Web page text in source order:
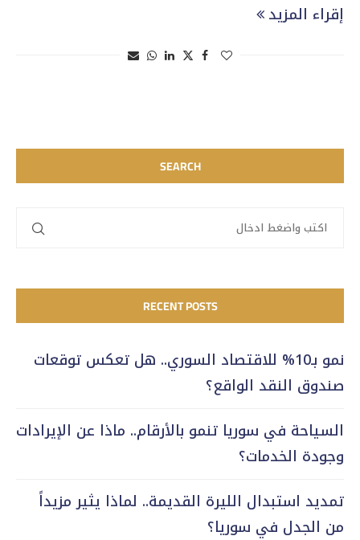
إقراء المزيد
SEARCH
RECENT POSTS
نمو بـ10% للاقتصاد السوري.. هل تعكس توقعات
صندوق النقد الواقع؟
السياحة في سوريا تنمو بالأرقام.. ماذا عن الإيرادات
وجودة الخدمات؟
تمديد استبدال الليرة القديمة.. لماذا يثير مزيداً
من الجدل في سوريا؟